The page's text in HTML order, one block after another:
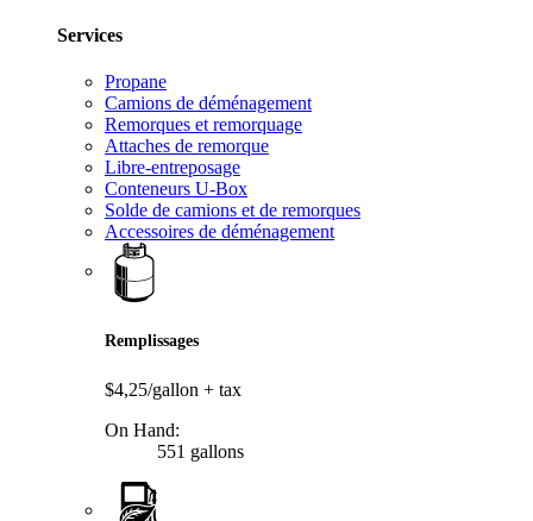
Services
Propane
Camions de déménagement
Remorques et remorquage
Attaches de remorque
Libre-entreposage
Conteneurs U-Box
Solde de camions et de remorques
Accessoires de déménagement
Remplissages
$4,25/gallon + tax
On Hand:
551 gallons